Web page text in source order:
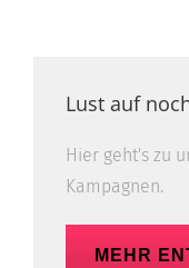
Lust auf
Hier geht's zu
Kampagnen.
MEHR